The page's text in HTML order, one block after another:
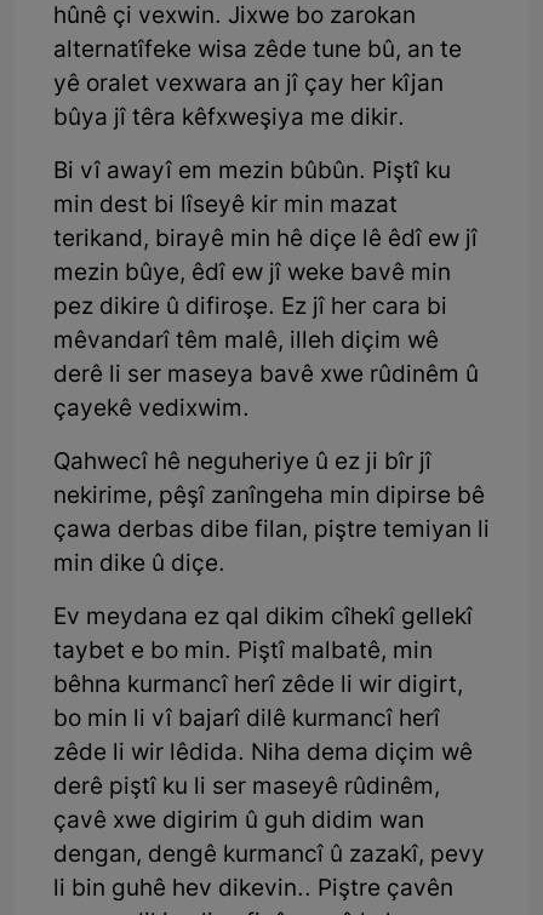
hûnê çi vexwin. Jixwe bo zarokan
alternatîfeke wisa zêde tune bû, an te
yê oralet vexwara an jî çay her kîjan
bûya jî têra kêfxweşiya me dikir.
Bi vî awayî em mezin bûbûn. Piştî ku
min dest bi lîseyê kir min mazat
terikand, birayê min hê diçe lê êdî ew jî
mezin bûye, êdî ew jî weke bavê min
pez dikire û difiroşe. Ez jî her cara bi
mêvandarî têm malê, illeh diçim wê
derê li ser maseya bavê xwe rûdinêm û
çayekê vedixwim.
Qahwecî hê neguheriye û ez ji bîr jî
nekirime, pêşî zanîngeha min dipirse bê
çawa derbas dibe filan, piştre temiyan li
min dike û diçe.
Ev meydana ez qal dikim cîhekî gellekî
taybet e bo min. Piştî malbatê, min
bêhna kurmancî herî zêde li wir digirt,
bo min li vî bajarî dilê kurmancî herî
zêde li wir lêdida. Niha dema diçim wê
derê piştî ku li ser maseyê rûdinêm,
çavê xwe digirim û guh didim wan
dengan, dengê kurmancî û zazakî, pevy
li bin guhê hev dikevin.. Piştre çavên